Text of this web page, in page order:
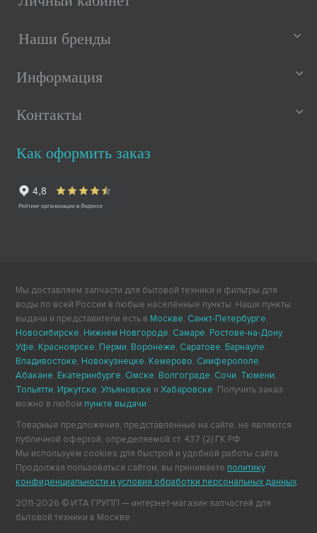
Наши бренды
Информация
Контакты
Как оформить заказ
Мы доставляем запчасти для бытовой техники и фильтры для
воды по всей России в любые населённые пункты. Наши пункты
выдачи и представители есть в Москве, Санкт-Петербурге,
Новосибирске, Нижнем Новгороде, Самаре, Ростове-на-Дону,
Уфе, Красноярске, Перми, Воронеже, Саратове, Барнауле,
Владивостоке, Новокузнецке, Кемерово, Симферополе,
Абакане, Екатеринбурге, Омске, Волгограде, Сочи, Тюмени,
Тольятти, Иркутске,Ульяновске иХабаровске. Получить заказ
можно в любом пункте выдачи.
Товарные предложения, представленные на сайте, не являются
публичной офертой, определяемой ст. 437 (2) ГК РФ.
Мы используем cookies для быстрой и удобной работы сайта.
Продолжая пользоваться сайтом, вы принимаете политику
конфиденциальности и условия обработки персональных данных.
2011-2026 © ИТА ГРУПП — интернет-магазин запчастей для
бытовой техники в Москве.